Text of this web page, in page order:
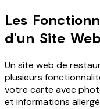
Les
d'un Site
Un site web de
plusieurs
votre carte avec
et informations